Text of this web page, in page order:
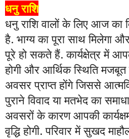
धनु राशि
धनु राशि वालों के लिए आज का
है. भाग्य का पूरा साथ
पूरे हो सकते हैं. कार्यक्षेत्र में
होगी और आर्थिक स्थिति
अवसर प्राप्त होंगे जिससे
पुराने विवाद या मतभेद का
अवसरों के कारण आपकी
वृद्धि होगी. परिवार में सुखद